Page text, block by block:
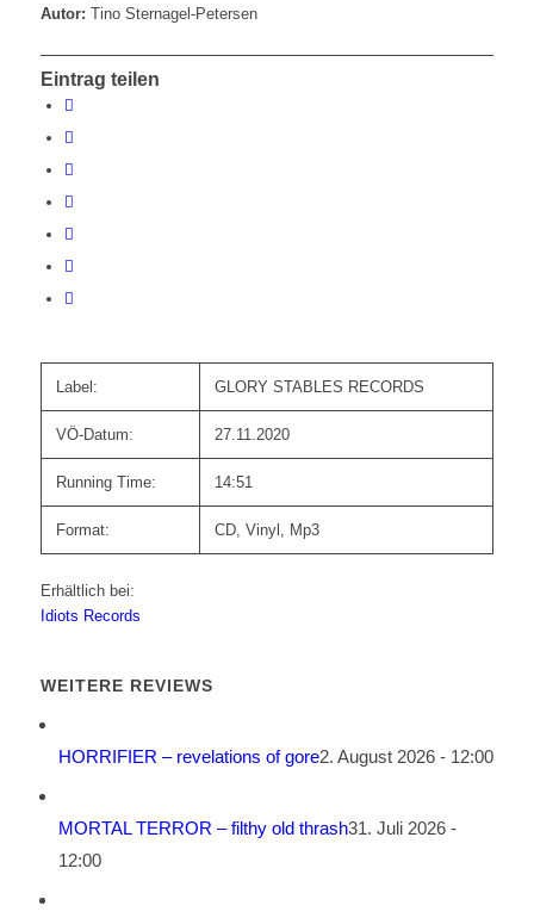
Autor: Tino Sternagel-Petersen
Eintrag teilen
Label: GLORY STABLES RECORDS
VÖ-Datum: 27.11.2020
Running Time: 14:51
Format: CD, Vinyl, Mp3
Erhältlich bei:
Idiots Records
WEITERE REVIEWS
HORRIFIER – revelations of gore2. August 2026 - 12:00
MORTAL TERROR – filthy old thrash31. Juli 2026 -
12:00